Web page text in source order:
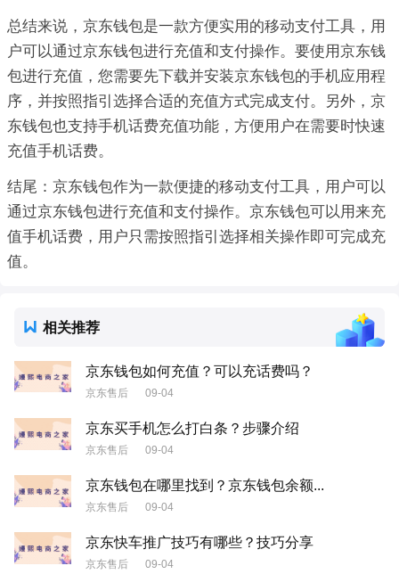
总结来说，京东钱包是一款方便实用的移动支付工具，用
户可以通过京东钱包进行充值和支付操作。要使用京东钱
包进行充值，您需要先下载并安装京东钱包的手机应用程
序，并按照指引选择合适的充值方式完成支付。另外，京
东钱包也支持手机话费充值功能，方便用户在需要时快速
充值手机话费。
结尾：京东钱包作为一款便捷的移动支付工具，用户可以
通过京东钱包进行充值和支付操作。京东钱包可以用来充
值手机话费，用户只需按照指引选择相关操作即可完成充
值。
相关推荐
京东钱包如何充值？可以充话费吗？
京东售后 09-04
京东买手机怎么打白条？步骤介绍
京东售后 09-04
京东钱包在哪里找到？京东钱包余额...
京东售后 09-04
京东快车推广技巧有哪些？技巧分享
京东售后 09-04